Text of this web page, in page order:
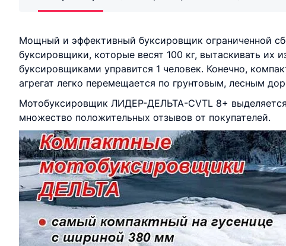
Мощный и эффективный буксировщик ограниченной
буксировщики, которые весят 100 кг, вытаскивать их
буксировщиками управится 1 человек. Конечно,
агрегат легко перемещается по грунтовым, лесным
Мотобуксировщик ЛИДЕР-ДЕЛЬТА-CVTL 8+
множество положительных отзывов от покупателей.